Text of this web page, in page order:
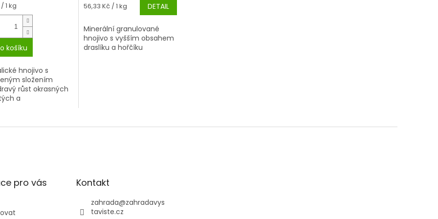
1 kg
košíku
hnojivo s
složením
růst okrasných
a
Měrná
56,33 Kč / 1 kg DETAIL
Minerální granulované
hnojivo s vyšším obsahem
draslíku a hořčíku
pro vás Kontakt
zahrada@zahradavys
taviste.cz